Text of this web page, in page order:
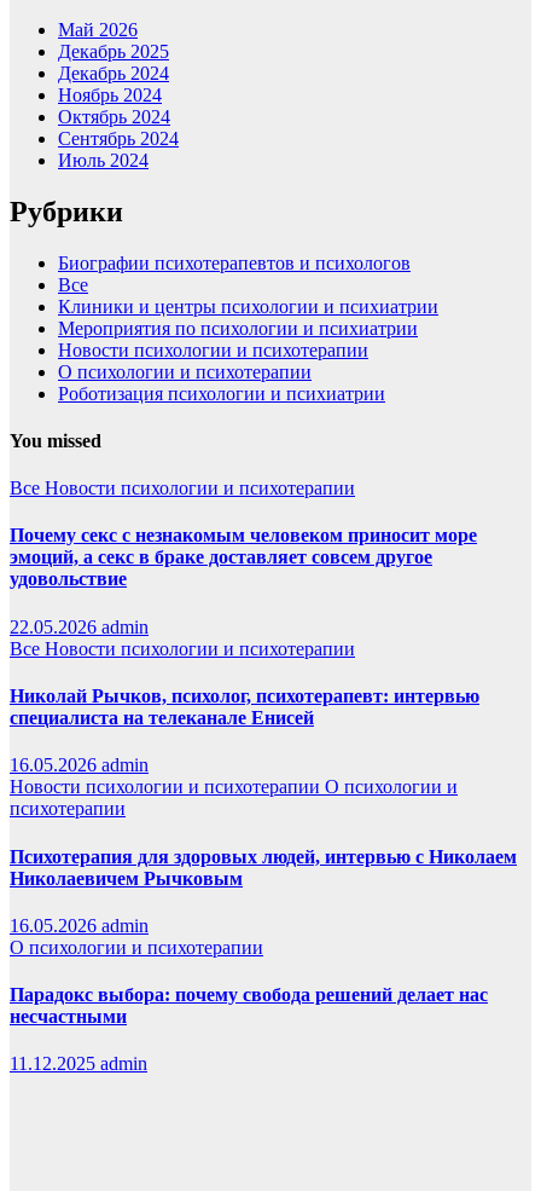
Май 2026
Декабрь 2025
Декабрь 2024
Ноябрь 2024
Октябрь 2024
Сентябрь 2024
Июль 2024
Рубрики
Биографии психотерапевтов и психологов
Все
Клиники и центры психологии и психиатрии
Мероприятия по психологии и психиатрии
Новости психологии и психотерапии
О психологии и психотерапии
Роботизация психологии и психиатрии
You missed
Все Новости психологии и психотерапии
Почему секс с незнакомым человеком приносит море
эмоций, а секс в браке доставляет совсем другое
удовольствие
22.05.2026 admin
Все Новости психологии и психотерапии
Николай Рычков, психолог, психотерапевт: интервью
специалиста на телеканале Енисей
16.05.2026 admin
Новости психологии и психотерапии О психологии и
психотерапии
Психотерапия для здоровых людей, интервью с Николаем
Николаевичем Рычковым
16.05.2026 admin
О психологии и психотерапии
Парадокс выбора: почему свобода решений делает нас
несчастными
11.12.2025 admin